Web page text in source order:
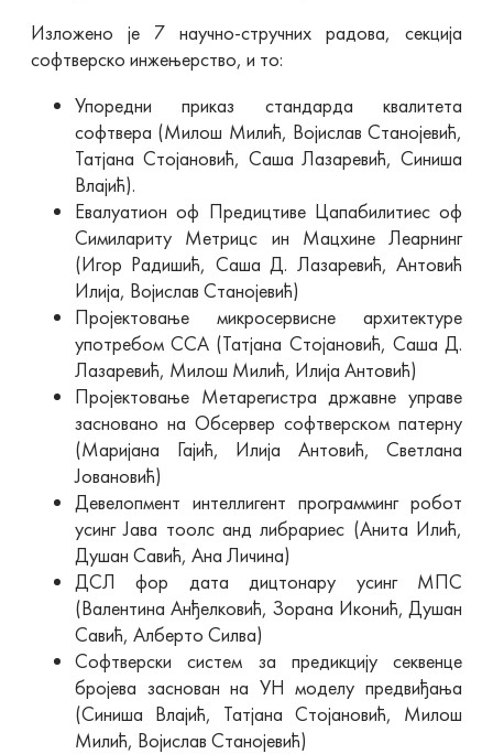
Изложено је 7 научно-стручних радова, секција
софтверско инжењерство, и то:
Упоредни приказ стандарда квалитета
софтвера (Милош Милић, Војислав Станојевић,
Татјана Стојановић, Саша Лазаревић, Синиша
Влајић).
Евалуатион оф Предицтиве Цапабилитиес оф
Симиларитy Метрицс ин Мацхине Леарнинг
(Игор Радишић, Саша Д. Лазаревић, Антовић
Илија, Војислав Станојевић)
Пројектовање микросервисне архитектуре
употребом ССА (Татјана Стојановић, Саша Д.
Лазаревић, Милош Милић, Илија Антовић)
Пројектовање Метарегистра државне управе
засновано на Обсервер софтверском патерну
(Маријана Гајић, Илија Антовић, Светлана
Јовановић)
Девелопмент интеллигент программинг робот
усинг Јава тоолс анд либрариес (Анита Илић,
Душан Савић, Ана Личина)
ДСЛ фор дата дицтонарy усинг МПС
(Валентина Анђелковић, Зорана Иконић, Душан
Савић, Алберто Силва)
Софтверски систем за предикцију секвенце
бројева заснован на УН моделу предвиђања
(Синиша Влајић, Татјана Стојановић, Милош
Милић, Војислав Станојевић)